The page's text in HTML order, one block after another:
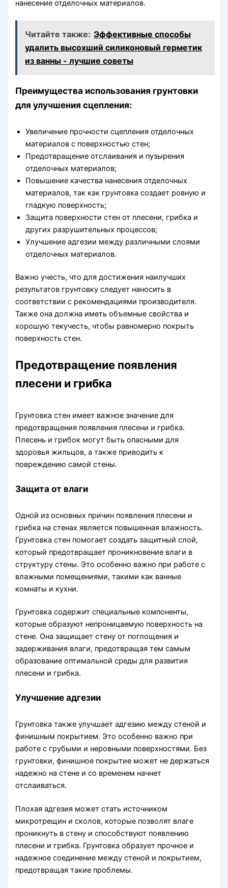
нанесение отделочных материалов.
Читайте также: Эффективные способы
удалить высохший силиконовый герметик
из ванны - лучшие советы
Преимущества использования грунтовки
для улучшения сцепления:
Увеличение прочности сцепления отделочных
материалов с поверхностью стен;
Предотвращение отслаивания и пузырения
отделочных материалов;
Повышение качества нанесения отделочных
материалов, так как грунтовка создает ровную и
гладкую поверхность;
Защита поверхности стен от плесени, грибка и
других разрушительных процессов;
Улучшение адгезии между различными слоями
отделочных материалов.
Важно учесть, что для достижения наилучших
результатов грунтовку следует наносить в
соответствии с рекомендациями производителя.
Также она должна иметь объемные свойства и
хорошую текучесть, чтобы равномерно покрыть
поверхность стен.
Предотвращение появления
плесени и грибка
Грунтовка стен имеет важное значение для
предотвращения появления плесени и грибка.
Плесень и грибок могут быть опасными для
здоровья жильцов, а также приводить к
повреждению самой стены.
Защита от влаги
Одной из основных причин появления плесени и
грибка на стенах является повышенная влажность.
Грунтовка стен помогает создать защитный слой,
который предотвращает проникновение влаги в
структуру стены. Это особенно важно при работе с
влажными помещениями, такими как ванные
комнаты и кухни.
Грунтовка содержит специальные компоненты,
которые образуют непроницаемую поверхность на
стене. Она защищает стену от поглощения и
задерживания влаги, предотвращая тем самым
образование оптимальной среды для развития
плесени и грибка.
Улучшение адгезии
Грунтовка также улучшает адгезию между стеной и
финишным покрытием. Это особенно важно при
работе с грубыми и неровными поверхностями. Без
грунтовки, финишное покрытие может не держаться
надежно на стене и со временем начнет
отслаиваться.
Плохая адгезия может стать источником
микротрещин и сколов, которые позволят влаге
проникнуть в стену и способствуют появлению
плесени и грибка. Грунтовка образует прочное и
надежное соединение между стеной и покрытием,
предотвращая такие проблемы.